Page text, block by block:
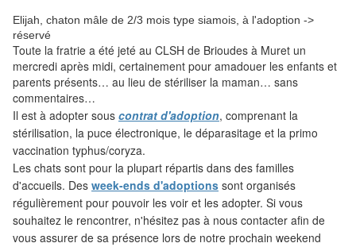
Elijah, chaton mâle de 2/3 mois type siamois, à l'adoption ->
réservé
Toute la fratrie a été jeté au CLSH de Brioudes à Muret un
mercredi après midi, certainement pour amadouer les enfants et
parents présents… au lieu de stériliser la maman… sans
commentaires…
Il est à adopter sous contrat d'adoption, comprenant la
stérilisation, la puce électronique, le déparasitage et la primo
vaccination typhus/coryza.
Les chats sont pour la plupart répartis dans des familles
d'accueils. Des week-ends d'adoptions sont organisés
régulièrement pour pouvoir les voir et les adopter. Si vous
souhaitez le rencontrer, n'hésitez pas à nous contacter afin de
vous assurer de sa présence lors de notre prochain weekend